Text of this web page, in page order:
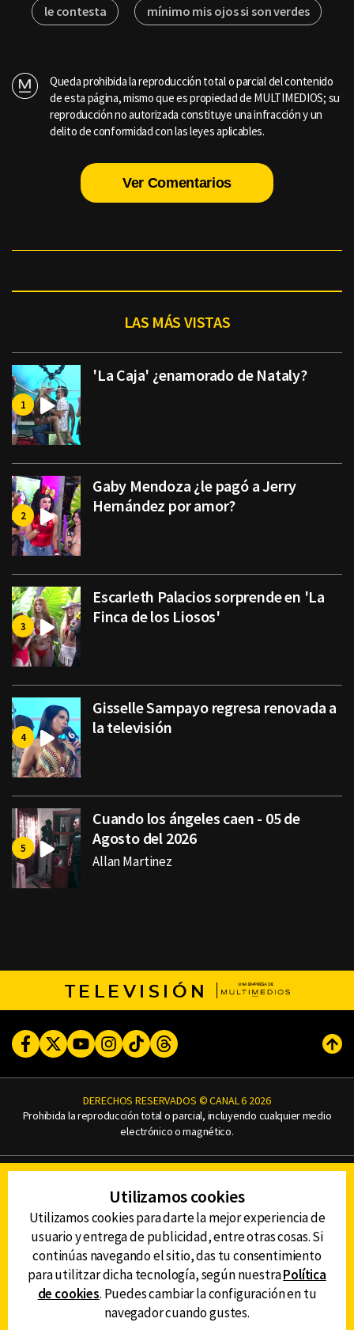
le contesta mínimo mis ojos si son verdes
Queda prohibida la reproducción total o parcial del contenido
de esta página, mismo que es propiedad de MULTIMEDIOS; su
reproducción no autorizada constituye una infracción y un
delito de conformidad con las leyes aplicables.
Ver Comentarios
LAS MÁS VISTAS
'La Caja' ¿enamorado de Nataly?
Gaby Mendoza ¿le pagó a Jerry
Hernández por amor?
Escarleth Palacios sorprende en 'La
Finca de los Liosos'
Gisselle Sampayo regresa renovada a
la televisión
Cuando los ángeles caen - 05 de
Agosto del 2026
Allan Martinez
TELEVISIÓN
FacebookTwitterYoutubeInstagram
TikTokThreads
DERECHOS RESERVADOS © CANAL 6 2026
Prohibida la reproducción total o parcial, incluyendo cualquier medio
electrónico o magnético.
AVISO DE PRIVACIDAD
AVISO LEGAL
DEFENSORÍA DE LAS AUDIENCIAS
DESCARGA LA APP DE CANAL 6
Utilizamos cookies
Utilizamos cookies para darte la mejor experiencia de
usuario y entrega de publicidad, entre otras cosas. Si
continúas navegando el sitio, das tu consentimiento
para utilitzar dicha tecnología, según nuestraPolítica
de cookies. Puedes cambiar la configuración en tu
navegador cuando gustes.